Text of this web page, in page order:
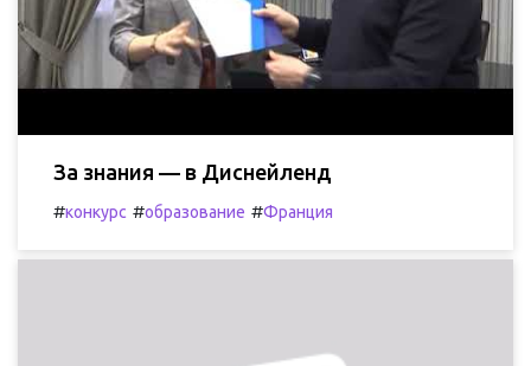
За знания — в Диснейленд
#конкурс #образование #Франция